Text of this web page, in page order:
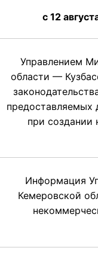
с 12
Управлением
области —
предоставляемых
при создании
Информация
Кемеровской